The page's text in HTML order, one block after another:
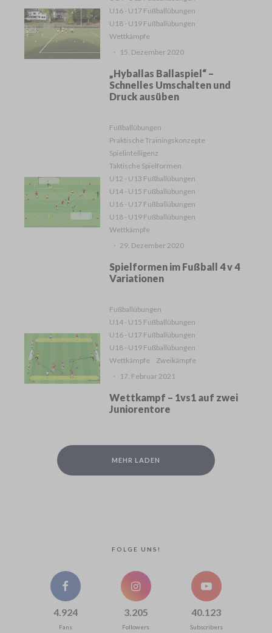
U16 - U17 Fußballübungen
U18 - U19 Fußballübungen
Wettkämpfe
·
15. Dezember 2020
„Hyballas Ballaspiel“ –
Schnelles Umschalten und
Druck ausüben
Fußballübungen
Praktische Trainingskonzepte
Spielintelligenz
Taktische Spielformen
U12 - U13 Fußballübungen
U14 - U15 Fußballübungen
U16 - U17 Fußballübungen
U18 - U19 Fußballübungen
Wettkämpfe
· 29. Dezember 2020
Spielformen im Fußball 4 v 4
Variationen
Fußballübungen
U14 - U15 Fußballübungen
U16 - U17 Fußballübungen
U18 - U19 Fußballübungen
Wettkämpfe
Zweikämpfe
·
17. Februar 2021
Wettkampf – 1vs1 auf zwei
Juniorentore
MEHR LADEN
FOLGE UNS!
4.924
Fans
3.205
Followers
40.123
Subscribers